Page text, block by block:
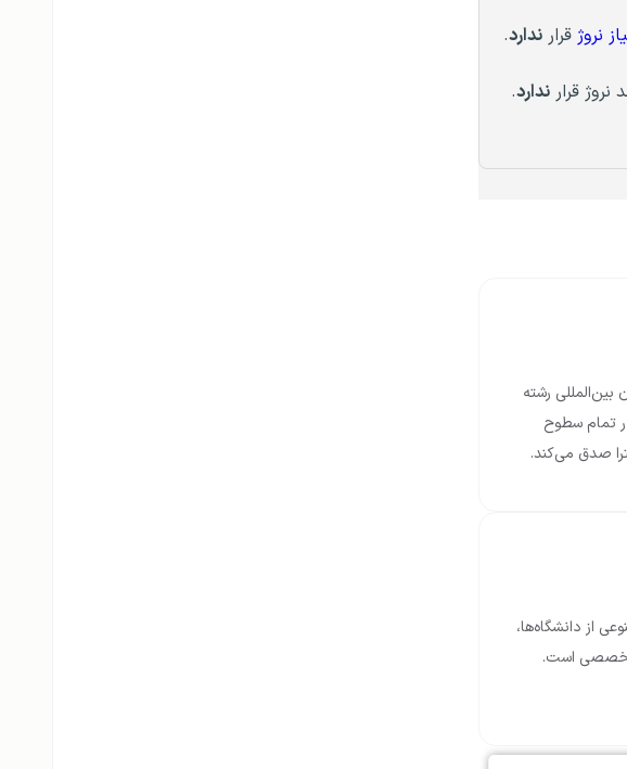
نروژ قرار ندارد.
قرار ندارد.
رشته
تمام سطوح
صدق می‌کند.
از دانشگاه‌ها،
تخصصی است.